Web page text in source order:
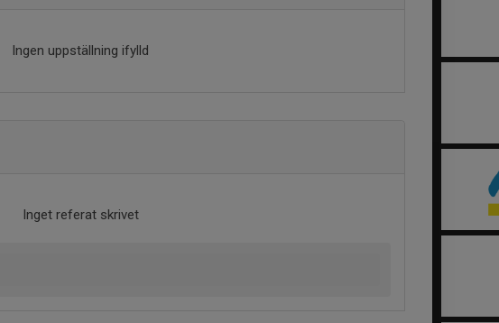
Ingen uppställning ifylld
Inget referat skrivet